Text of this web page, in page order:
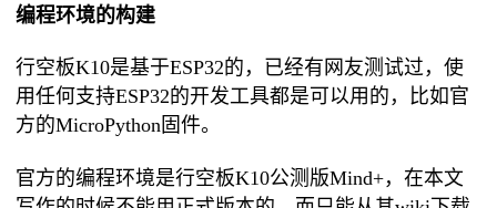
编程环境的构建
行空板K10是基于ESP32的，已经有网友测试过，使
用任何支持ESP32的开发工具都是可以用的，比如官
方的MicroPython固件。
官方的编程环境是行空板K10公测版Mind+，在本文